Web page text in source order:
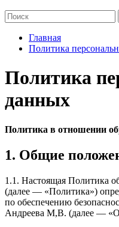
Главная
Политика
Политика
данных
Политика в отношении
1. Общие
1.1. Настоящая Политика
(далее — «Политика»)
по обеспечению
Андреева М,В. (далее —